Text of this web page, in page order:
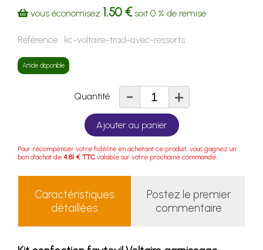
vous économisez 1.50 €soit 0 % de remise
Référence : kc-voltaire-trad-avec-ressorts
Article disponible
Quantité - +
Ajouter au panier
Pour récompenser votre fidélité en achetant ce produit, vous gagnez un
bon d'achat de 4.81 € TTC valable sur votre prochaine commande.
Caractéristiques
détaillées
Postez le premier
commentaire